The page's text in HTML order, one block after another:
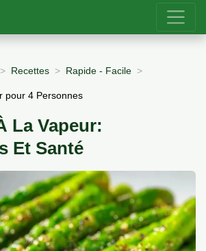
Recettes Rapide - Facile
pour 4 Personnes
La Vapeur:
Et Santé